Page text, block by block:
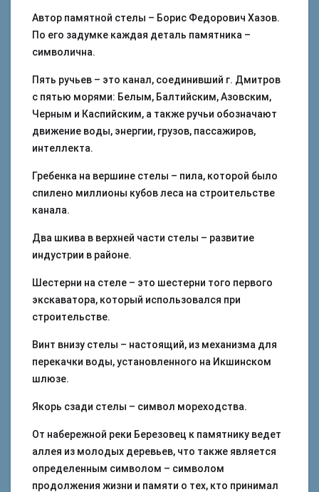
Автор памятной стелы – Борис Федорович Хазов.
По его задумке каждая деталь памятника –
символична.
Пять ручьев – это канал, соединивший г. Дмитров
с пятью морями: Белым, Балтийским, Азовским,
Черным и Каспийским, а также ручьи обозначают
движение воды, энергии, грузов, пассажиров,
интеллекта.
Гребенка на вершине стелы – пила, которой было
спилено миллионы кубов леса на строительстве
канала.
Два шкива в верхней части стелы – развитие
индустрии в районе.
Шестерни на стеле – это шестерни того первого
экскаватора, который использовался при
строительстве.
Винт внизу стелы – настоящий, из механизма для
перекачки воды, установленного на Икшинском
шлюзе.
Якорь сзади стелы – символ мореходства.
От набережной реки Березовец к памятнику ведет
аллея из молодых деревьев, что также является
определенным символом – символом
продолжения жизни и памяти о тех, кто принимал